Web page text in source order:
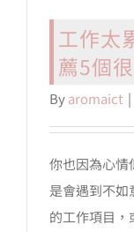
果：
工作太
薦5個
Byaromaict |
你也因為心情
是會遇到不如
的工作項目，